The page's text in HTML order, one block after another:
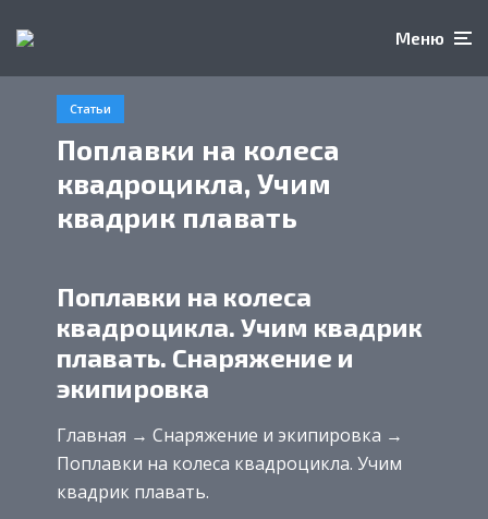
Меню
Статьи
Поплавки на колеса
квадроцикла, Учим
квадрик плавать
Поплавки на колеса
квадроцикла. Учим квадрик
плавать. Снаряжение и
экипировка
Главная → Снаряжение и экипировка →
Поплавки на колеса квадроцикла. Учим
квадрик плавать.